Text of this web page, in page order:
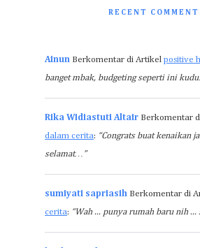
RECENT
Ainun Berkomentar di Artikel positive
banget mbak, budgeting seperti ini
Rika Widiastuti Altair Berkomentar
dalam cerita: “Congrats buat kenaikan
selamat…”
sumiyati sapriasih Berkomentar di
cerita: “Wah ... punya rumah baru nih